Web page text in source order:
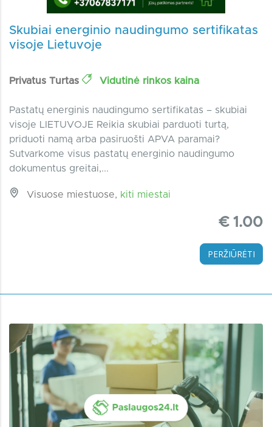
Skubiai energinio naudingumo sertifikatas
visoje Lietuvoje
Privatus Turtas Vidutinė rinkos kaina
Pastatų energinis naudingumo sertifikatas – skubiai
visoje LIETUVOJE Reikia skubiai parduoti turtą,
priduoti namą arba pasiruošti APVA paramai?
Sutvarkome visus pastatų energinio naudingumo
dokumentus greitai,...
Visuose miestuose, kiti miestai
€ 1.00
PERŽIŪRĖTI